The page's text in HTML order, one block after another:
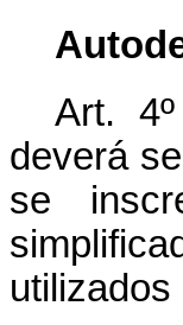
Art.
deverá
se
utilizados